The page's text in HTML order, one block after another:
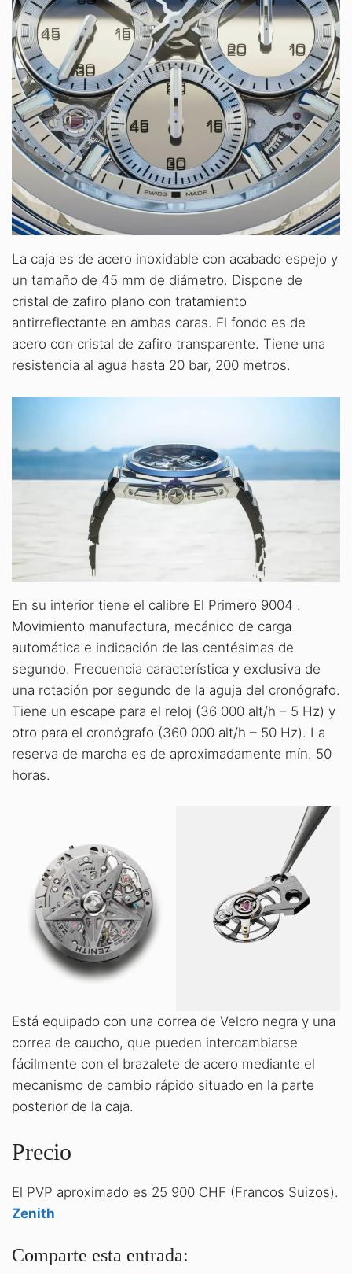
La caja es de acero inoxidable con acabado espejo y
un tamaño de 45 mm de diámetro. Dispone de
cristal de zafiro plano con tratamiento
antirreflectante en ambas caras. El fondo es de
acero con cristal de zafiro transparente. Tiene una
resistencia al agua hasta 20 bar, 200 metros.
En su interior tiene el calibre El Primero 9004 .
Movimiento manufactura, mecánico de carga
automática e indicación de las centésimas de
segundo. Frecuencia característica y exclusiva de
una rotación por segundo de la aguja del cronógrafo.
Tiene un escape para el reloj (36 000 alt/h – 5 Hz) y
otro para el cronógrafo (360 000 alt/h – 50 Hz). La
reserva de marcha es de aproximadamente mín. 50
horas.
Está equipado con una correa de Velcro negra y una
correa de caucho, que pueden intercambiarse
fácilmente con el brazalete de acero mediante el
mecanismo de cambio rápido situado en la parte
posterior de la caja.
Precio
El PVP aproximado es 25 900 CHF (Francos Suizos).
Zenith
Comparte esta entrada: